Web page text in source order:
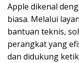
Apple dikenal
biasa. Melalui
bantuan teknis,
perangkat yang
dan didukung